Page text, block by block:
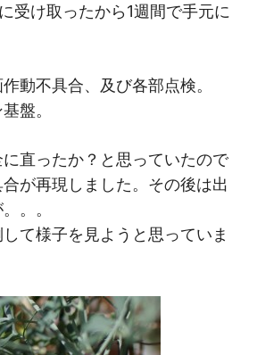
受け取ったから1週間で手元に
動不具合、及び各部点検。
盤。
直ったか？と思っていたので
が再現しました。その後は出
。。
て様子を見ようと思っていま